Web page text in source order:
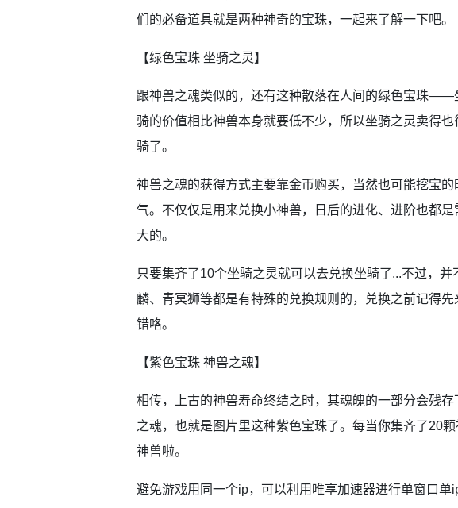
们的必备道具就是两种神奇的宝珠，一起来了解一下吧。
【绿色宝珠 坐骑之灵】
跟神兽之魂类似的，还有这种散落在人间的绿色宝珠——
骑的价值相比神兽本身就要低不少，所以坐骑之灵卖得
骑了。
神兽之魂的获得方式主要靠金币购买，当然也可能挖宝
气。不仅仅是用来兑换小神兽，日后的进化、进阶也都
大的。
只要集齐了10个坐骑之灵就可以去兑换坐骑了...不过，
麟、青冥狮等都是有特殊的兑换规则的，兑换之前记得
错咯。
【紫色宝珠 神兽之魂】
相传，上古的神兽寿命终结之时，其魂魄的一部分会残
之魂，也就是图片里这种紫色宝珠了。每当你集齐了20
神兽啦。
避免游戏用同一个ip，可以利用唯享加速器进行单窗口单